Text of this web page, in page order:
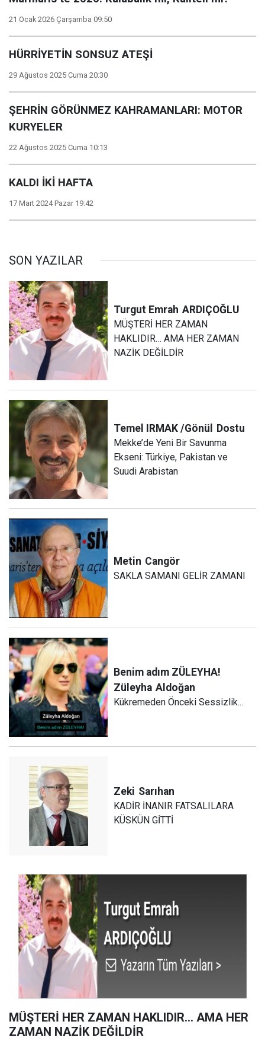
21 Ocak 2026 Çarşamba 09:50
HÜRRİYETİN SONSUZ ATEŞİ
29 Ağustos 2025 Cuma 20:30
ŞEHRİN GÖRÜNMEZ KAHRAMANLARI: MOTOR
KURYELER
22 Ağustos 2025 Cuma 10:13
KALDI İKİ HAFTA
17 Mart 2024 Pazar 19:42
SON YAZILAR
Turgut Emrah ARDIÇOĞLU
MÜŞTERİ HER ZAMAN
HAKLIDIR… AMA HER ZAMAN
NAZİK DEĞİLDİR
Temel IRMAK /Gönül Dostu
Mekke’de Yeni Bir Savunma
Ekseni: Türkiye, Pakistan ve
Suudi Arabistan
Metin Cangör
SAKLA SAMANI GELİR ZAMANI
Benim adım ZÜLEYHA!
Züleyha Aldoğan
Kükremeden Önceki Sessizlik...
Zeki Sarıhan
KADİR İNANIR FATSALILARA
KÜSKÜN GİTTİ
MÜŞTERİ HER ZAMAN HAKLIDIR… AMA HER
ZAMAN NAZİK DEĞİLDİR